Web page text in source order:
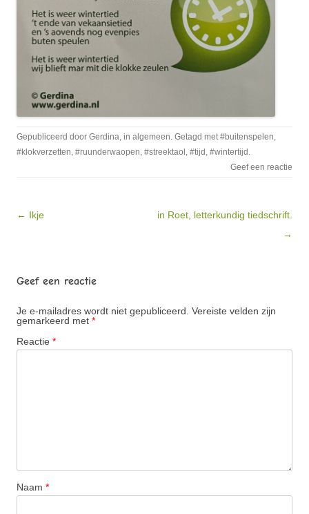
Gepubliceerd door Gerdina, in algemeen. Getagd met#buitenspelen,
#klokverzetten, #ruunderwaopen, #streektaol , #tijd , #wintertijd .
Geef een reactie
Bericht navigatie
← Ikje
in Roet, letterkundig tiedschrift.
→
Geef een reactie
Je e-mailadres wordt niet gepubliceerd. Vereiste velden zijn
gemarkeerd met *
Reactie *
Naam *